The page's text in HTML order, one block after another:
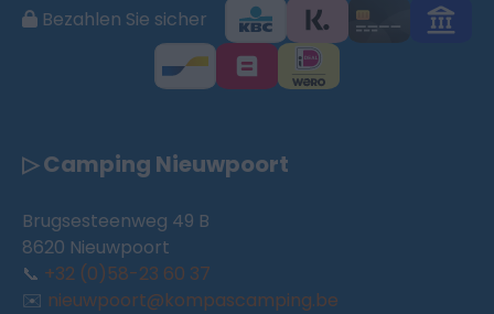
Bezahlen Sie sicher
▷ Camping Nieuwpoort
Brugsesteenweg 49 B
8620 Nieuwpoort
📞 +32 (0)58-23 60 37
✉️ nieuwpoort@kompascamping.be